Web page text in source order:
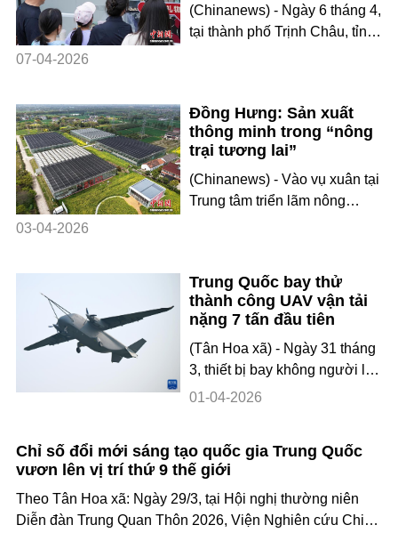
thứ 42 đã hoàn thành thí
nghiệm khoan băng nước
(Chinanews) - Ngày 6 tháng 4,
tại thành phố Trịnh Châu, tỉnh
“nhân viên bán hàng”, cung
cấp dịch vụ mua hàng thông
minh cho người dân.
07-04-2026
Đồng Hưng: Sản xuất
thông minh trong “nông
trại tương lai”
(Chinanews) - Vào vụ xuân tại
Trung tâm triển lãm nông
robot vận chuyển, bảo vệ thực
vật và thu thập dữ liệu đang
làm việc nhịp nhàng trong nhà
kính thông minh. Tại đây, công
tác quản lý sản xuất nông
nghiệp được
03-04-2026
Trung Quốc bay thử
thành công UAV vận tải
nặng 7 tấn đầu tiên
(Tân Hoa xã) - Ngày 31 tháng
3, thiết bị bay không người lái
(UAV) vận tải nặng 7 tấn
Trung Quốc (Norinco) phát
triển đã có chuyến bay thử
nghiệm thành công tại sân
bay Thượng Nhai thuộc thành
01-04-2026
Chỉ số đổi mới sáng tạo quốc gia Trung Quốc
vươn lên vị trí thứ 9 thế giới
Theo Tân Hoa xã: Ngày 29/3, tại Hội nghị thường niên
Diễn đàn Trung Quan Thôn 2026, Viện Nghiên cứu Chiến